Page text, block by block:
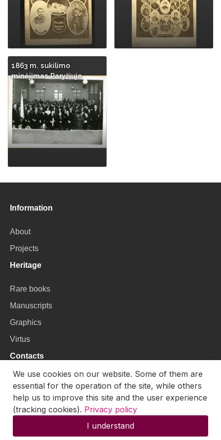
1863 m. sukilimo
minėjimas Paryžiuje
Information
About
Projects
Heritage
Rare books
Manuscripts
Graphics
Virtus
Contacts
Universiteto g. 3, LT-01122, Vilnius
Email:skaitmenines.kolekcijos@mb.vu.lt
We use cookies on our website. Some of them are
essential for the operation of the site, while others
help us to improve this site and the user experience
(tracking cookies). Privacy policy
I understand